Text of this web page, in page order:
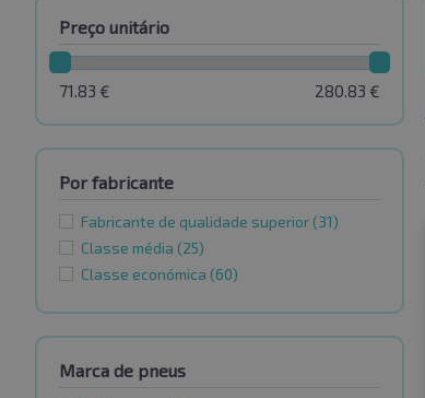
Preço unitário
280.83 €
71.83 €
Por fabricante
Fabricante de qualidade superior (31)
Classe média (25)
Classe económica (60)
Marca de pneus